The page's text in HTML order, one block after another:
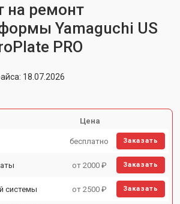
на ремонт
Yamaguchi US
PRO
18.07.2026
Цена
бесплатно Заказать
от 2000 ₽ Заказать
системы от 2500 ₽ Заказать